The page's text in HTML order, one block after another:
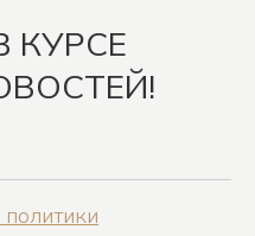
КУРСЕ